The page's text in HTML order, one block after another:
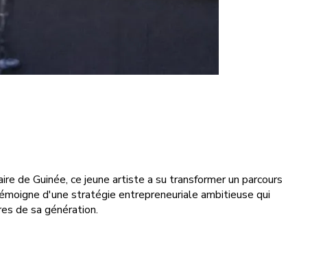
de Guinée, ce jeune artiste a su transformer un parcours
d'une stratégie entrepreneuriale ambitieuse qui
de sa génération.